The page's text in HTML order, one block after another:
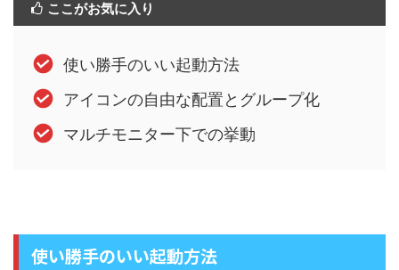
ここがお気に入り
使い勝手のいい起動方法
アイコンの自由な配置とグループ化
マルチモニター下での挙動
使い勝手のいい起動方法